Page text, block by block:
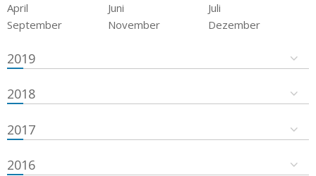
April
Juni
Juli
September
November Dezember
2019
2018
2017
2016